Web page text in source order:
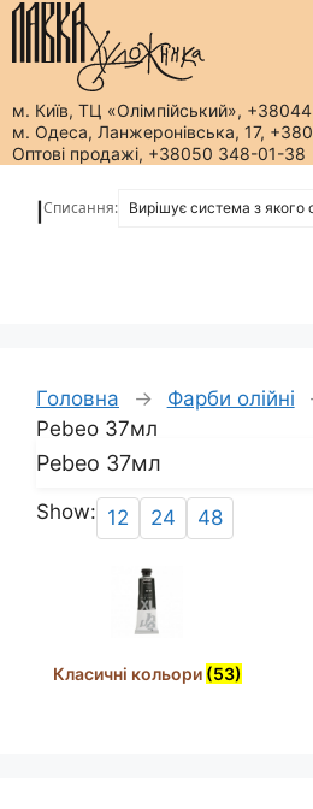
м. Київ, ТЦ «Олімпійський»,
м. Одеса, Ланжеронівська, 17,
Оптові продажі, +38050 348-01-38
Списання:
Головна → Фарби олійні
Pebeo 37мл
Pebeo 37мл
Show: 12 24 48
Класичні кольори (53)